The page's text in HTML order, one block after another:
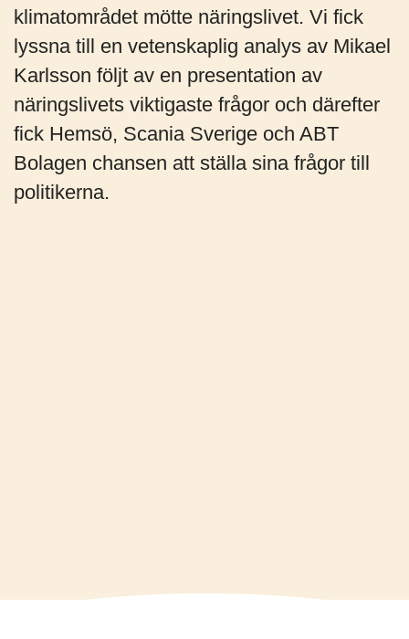
klimatområdet mötte näringslivet. Vi fick
lyssna till en vetenskaplig analys av Mikael
Karlsson följt av en presentation av
näringslivets viktigaste frågor och därefter
fick Hemsö, Scania Sverige och ABT
Bolagen chansen att ställa sina frågor till
politikerna.